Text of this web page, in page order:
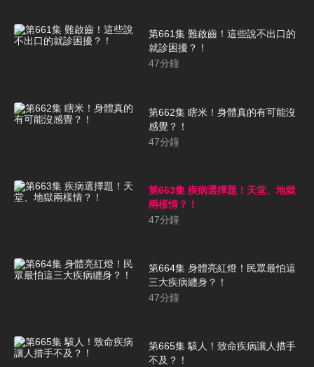
第661集 難啟齒！這些說不出口的
就診困擾？！
47分鐘
第662集 瞎米！身體真的有可能沒
感覺？！
47分鐘
第663集 疾病選擇題！天堂、地獄
兩樣情？！
47分鐘
第664集 身體亮紅燈！民眾最怕這
三大疾病纏身？！
47分鐘
第665集 駭人！致命疾病讓人措手
不及？！